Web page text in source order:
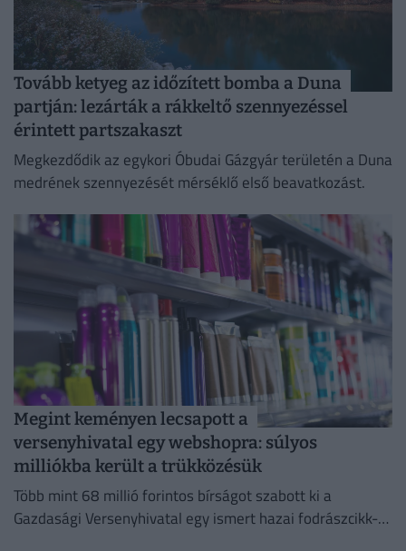
Tovább ketyeg az időzített bomba a Duna
partján: lezárták a rákkeltő szennyezéssel
érintett partszakaszt
Megkezdődik az egykori Óbudai Gázgyár területén a Duna
medrének szennyezését mérséklő első beavatkozást.
Megint keményen lecsapott a
versenyhivatal egy webshopra: súlyos
milliókba került a trükközésük
Több mint 68 millió forintos bírságot szabott ki a
Gazdasági Versenyhivatal egy ismert hazai fodrászcikk-